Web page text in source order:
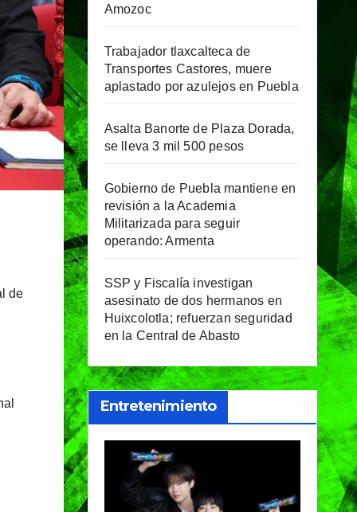
de
Amozoc
Trabajador tlaxcalteca de
Transportes Castores, muere
aplastado por azulejos en Puebla
Asalta Banorte de Plaza Dorada,
se lleva 3 mil 500 pesos
Gobierno de Puebla mantiene en
revisión a la Academia
Militarizada para seguir
operando: Armenta
SSP y Fiscalía investigan
asesinato de dos hermanos en
Huixcolotla; refuerzan seguridad
en la Central de Abasto
Entretenimiento